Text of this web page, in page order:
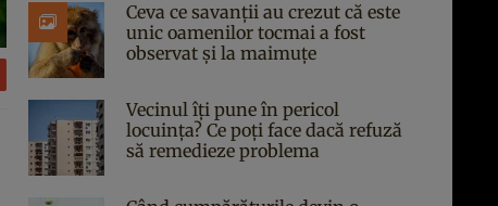
Ceva ce savanții au crezut că este
unic oamenilor tocmai a fost
observat și la maimuțe
Vecinul îți pune în pericol
locuința? Ce poți face dacă refuză
să remedieze problema